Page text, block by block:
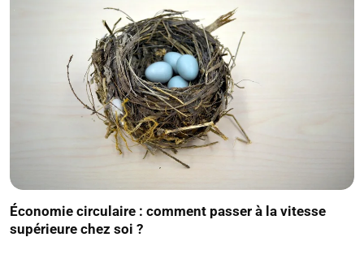
Économie circulaire : comment passer à la vitesse
supérieure chez soi ?